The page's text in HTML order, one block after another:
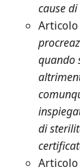
cause
Articolo
quando
di